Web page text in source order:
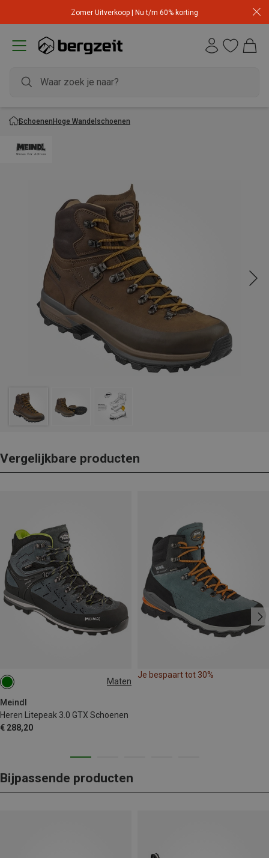
Zomer Uitverkoop | Nu t/m 60% korting
SchoenenHoge Wandelschoenen
Vergelijkbare producten
Maten
Meindl
Heren Litepeak 3.0 GTX Schoenen
€ 288,20
Je bespaart tot 30%
Bijpassende producten